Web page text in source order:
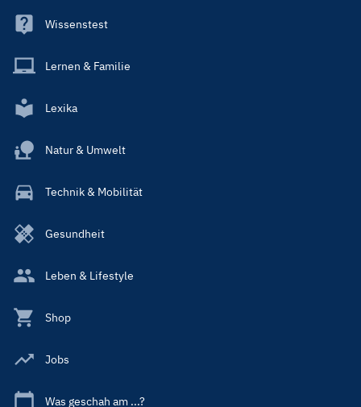
Wissenstest
Lernen & Familie
Lexika
Natur & Umwelt
Technik & Mobilität
Gesundheit
Leben & Lifestyle
Shop
Jobs
Was geschah am ...?